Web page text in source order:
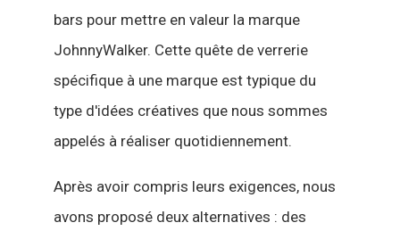
bars pour mettre en valeur la marque
JohnnyWalker. Cette quête de verrerie
spécifique à une marque est typique du
type d'idées créatives que nous sommes
appelés à réaliser quotidiennement.
Après avoir compris leurs exigences, nous
avons proposé deux alternatives : des